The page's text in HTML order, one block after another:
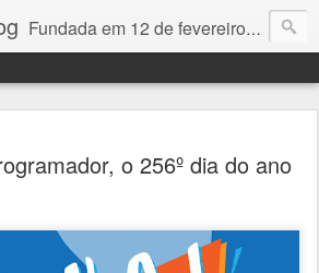
Fundada em 12 de fevereiro de 1982. Fabricante brasileira de servidores e workstations. Certificações: Intel Technology Provider Platinum, Seagate Storage Solution Provider, Kingston Premium Reseller, Nilko Design Partner.
o 256º dia do ano